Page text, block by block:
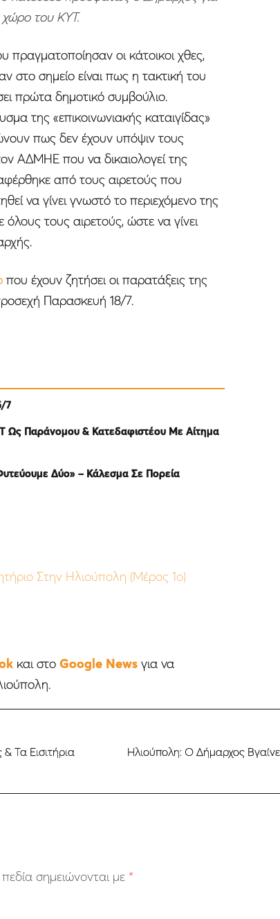
του ΚΥΤ.
οι κάτοικοι χθες,
στο σημείο είναι πως η τακτική του
πρώτα δημοτικό συμβούλιο.
της «επικοινωνιακής καταιγίδας»
πως δεν έχουν υπόψιν τους
ΑΔΜΗΕ που να δικαιολογεί της
από τους αιρετούς που
να γίνει γνωστό το περιεχόμενο της
τους αιρετούς, ώστε να γίνει
που έχουν ζητήσει οι παρατάξεις της
Παρασκευή 18/7.
7
Ως Παράνομου & Κατεδαφιστέου Με Αίτημα
Δύο» – Κάλεσμα Σε Πορεία
Στην Ηλιούπολη (Μέρος 1ο)
και στο Google Newsγια να
Τα Εισιτήρια
Ηλιούπολη: Ο Δήμαρχος
σημειώνονται με *